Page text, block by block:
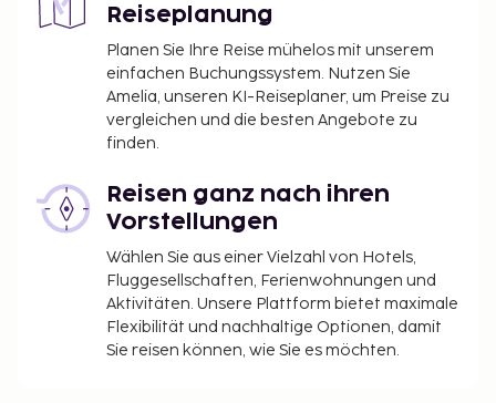
Reiseplanung
Planen Sie Ihre Reise mühelos mit unserem
einfachen Buchungssystem. Nutzen Sie
Amelia, unseren KI-Reiseplaner, um Preise zu
vergleichen und die besten Angebote zu
finden.
Reisen ganz nach ihren
Vorstellungen
Wählen Sie aus einer Vielzahl von Hotels,
Fluggesellschaften, Ferienwohnungen und
Aktivitäten. Unsere Plattform bietet maximale
Flexibilität und nachhaltige Optionen, damit
Sie reisen können, wie Sie es möchten.